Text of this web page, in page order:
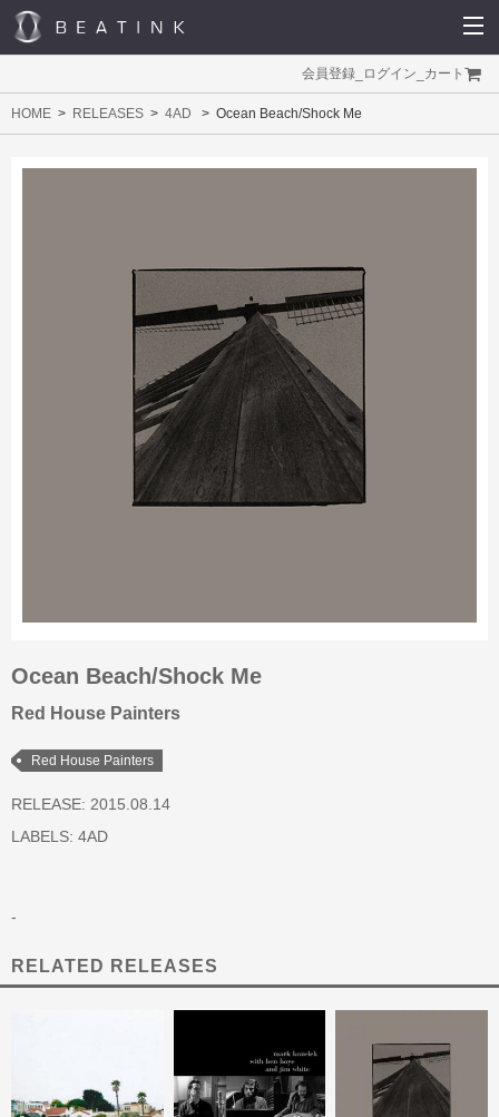
会員登録 ログイン カート
HOME RELEASES 4AD Ocean Beach/Shock Me
Ocean Beach/Shock Me
Red House Painters
Red House Painters
RELEASE: 2015.08.14
LABELS: 4AD
-
RELATED RELEASES